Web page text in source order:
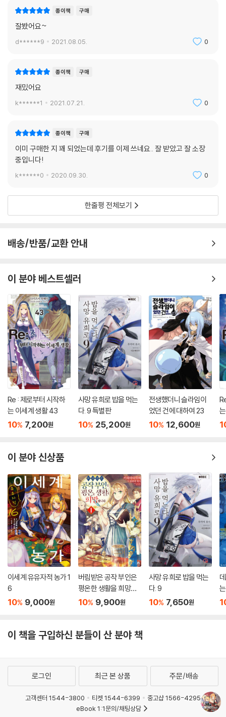
종이책 구매
잘봤어요~
d******9 2021.08.05. 0
종이책 구매
재밌어요
k******1 2021.07.21. 0
종이책 구매
이미 구매한 지 꽤 되었는데 후기를 이제 쓰네요.. 잘 받았고 잘 소장
중입니다!
k******0 2020.09.30. 0
한줄평 전체보기
배송/반품/교환 안내
이 분야 베스트셀러
Re : 제로부터 시작하
는 이세계 생활 43
10% 7,200원
사망 유희로 밥을 먹는
다. 9 특별판
10% 25,200원
전생했더니 슬라임이
었던 건에 대하여 23
10% 12,600원
이 분야 신상품
이세계 유유자적 농가 1
6
10% 9,000원
버림받은 공작 부인은
평온한 생활을 희망합
니다 1
10% 9,900원
사망 유희로 밥을 먹는
다. 9
10% 7,650원
이 책을 구입하신 분들이 산 분야 책
로그인 최근 본 상품 주문/배송
고객센터 1544-3800 티켓 1544-6399
중고샵 1566-4295
eBook 1:1문의/채팅상담